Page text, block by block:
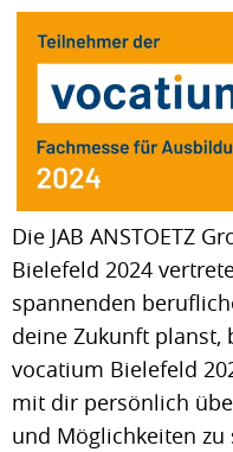
Die JAB ANSTOETZ
Bielefeld 2024
spannenden
deine Zukunft planst,
vocatium Bielefeld
mit dir persönlich
und Möglichkeiten zu